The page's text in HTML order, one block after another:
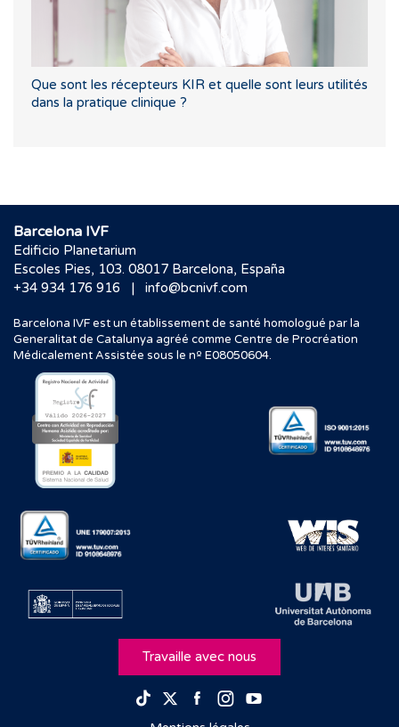
Que sont les récepteurs KIR et quelle sont leurs utilités
dans la pratique clinique ?
Barcelona IVF
Edificio Planetarium
Escoles Pies, 103. 08017 Barcelona, España
+34 934 176 916
| info@bcnivf.com
Barcelona IVF est un établissement de santé homologué par la
Generalitat de Catalunya agréé comme Centre de Procréation
Médicalement Assistée sous le nº E08050604.
Travaille avec nous
TikTokTwitterFacebook
Instagram